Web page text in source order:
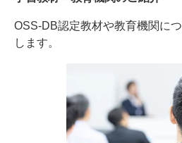
OSS-DB認定教材や教育機関に
します。